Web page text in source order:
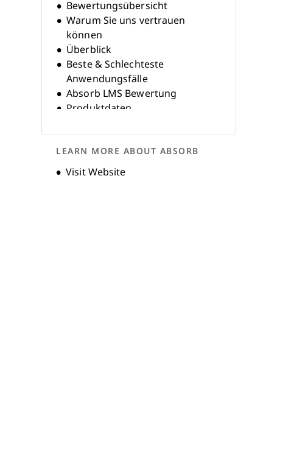
Bewertungsübersicht
Warum Sie uns vertrauen
können
Überblick
Beste & Schlechteste
Anwendungsfälle
Absorb LMS Bewertung
Produktdaten
FAQs
Unternehmensgeschichte
LEARN MORE ABOUT ABSORB
Visit Website
Opens new window